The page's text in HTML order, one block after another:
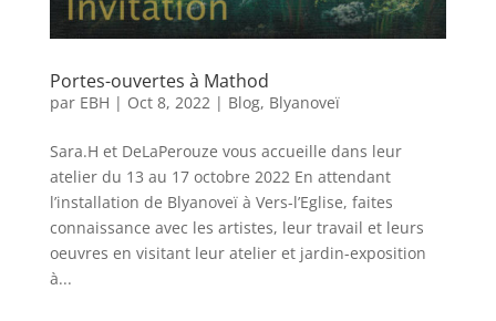
Portes-ouvertes à Mathod
par EBH | Oct 8, 2022 | Blog, Blyanoveï
Sara.H et DeLaPerouze vous accueille dans leur
atelier du 13 au 17 octobre 2022 En attendant
l’installation de Blyanoveï à Vers-l’Eglise, faites
connaissance avec les artistes, leur travail et leurs
oeuvres en visitant leur atelier et jardin-exposition
à...